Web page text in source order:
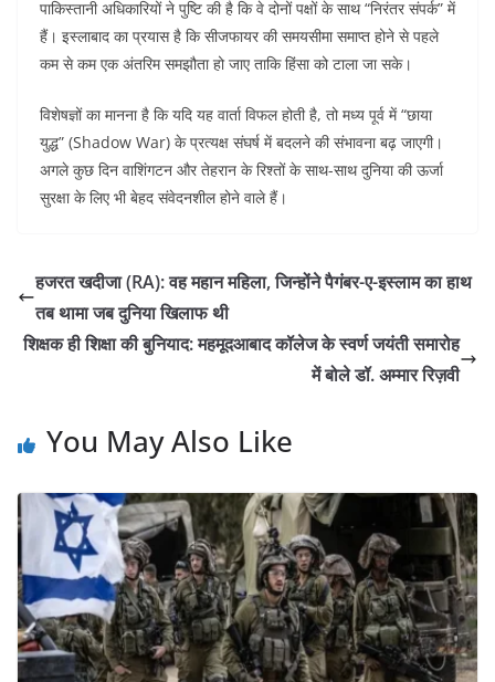
पाकिस्तानी अधिकारियों ने पुष्टि की है कि वे दोनों पक्षों के साथ “निरंतर संपर्क” में
हैं। इस्लाबाद का प्रयास है कि सीजफायर की समयसीमा समाप्त होने से पहले
कम से कम एक अंतरिम समझौता हो जाए ताकि हिंसा को टाला जा सके।
विशेषज्ञों का मानना है कि यदि यह वार्ता विफल होती है, तो मध्य पूर्व में “छाया
युद्ध” (Shadow War) के प्रत्यक्ष संघर्ष में बदलने की संभावना बढ़ जाएगी।
अगले कुछ दिन वाशिंगटन और तेहरान के रिश्तों के साथ-साथ दुनिया की ऊर्जा
सुरक्षा के लिए भी बेहद संवेदनशील होने वाले हैं।
हजरत खदीजा (RA): वह महान महिला, जिन्होंने पैगंबर-ए-इस्लाम का हाथ
तब थामा जब दुनिया खिलाफ थी
शिक्षक ही शिक्षा की बुनियाद: महमूदआबाद कॉलेज के स्वर्ण जयंती समारोह
में बोले डॉ. अम्मार रिज़वी
You May Also Like